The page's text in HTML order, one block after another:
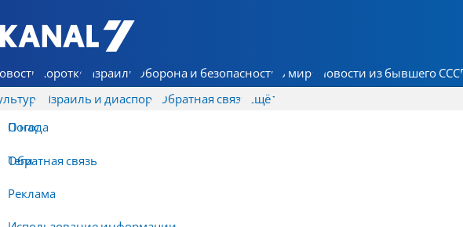
7 КАНАЛ - Аруц Шева
Коротко Израиль Оборона и безопасность В мире Новости из бывшего СССР
Израиль и диаспора Обратная связь
О нас
Обратная связь
Реклама
Ещё
Погода
Теги